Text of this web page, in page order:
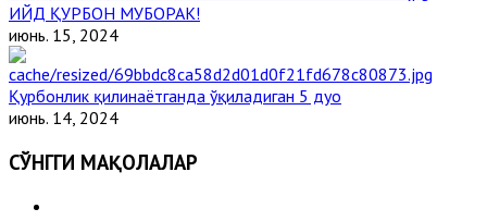
ИЙД ҚУРБОН МУБОРАК!
июнь. 15, 2024
Қурбонлик қилинаётганда ўқиладиган 5 дуо
июнь. 14, 2024
СЎНГГИ МАҚОЛАЛАР